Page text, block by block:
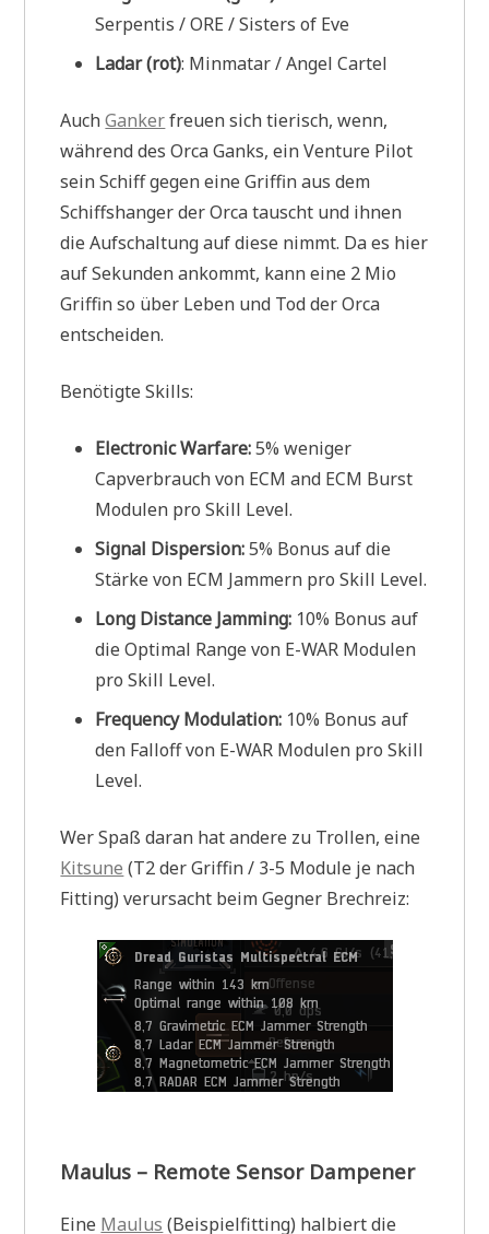
Serpentis / ORE / Sisters of Eve
Ladar (rot): Minmatar / Angel Cartel
AuchGankerfreuen sich tierisch, wenn,
während des Orca Ganks, ein Venture Pilot
sein Schiff gegen eine Griffin aus dem
Schiffshanger der Orca tauscht und ihnen
die Aufschaltung auf diese nimmt. Da es hier
auf Sekunden ankommt, kann eine 2 Mio
Griffin so über Leben und Tod der Orca
entscheiden.
Benötigte Skills:
Electronic Warfare:5% weniger
Capverbrauch von ECM and ECM Burst
Modulen pro Skill Level.
Signal Dispersion:5% Bonus auf die
Stärke von ECM Jammern pro Skill Level.
Long Distance Jamming: 10% Bonus auf
die Optimal Range von E-WAR Modulen
pro Skill Level.
Frequency Modulation: 10% Bonus auf
den Falloff von E-WAR Modulen pro Skill
Level.
Wer Spaß daran hat andere zu Trollen, eine
Kitsune (T2 der Griffin / 3-5 Module je nach
Fitting) verursacht beim Gegner Brechreiz:
Maulus – Remote Sensor Dampener
Eine Maulus (Beispielfitting) halbiert die